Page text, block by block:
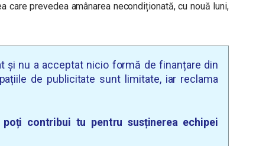
prevedea amânarea necondiționată, cu nouă luni,
și nu a acceptat nicio formă de finanțare din
de publicitate sunt limitate, iar reclama
contribui tu pentru susținerea echipei